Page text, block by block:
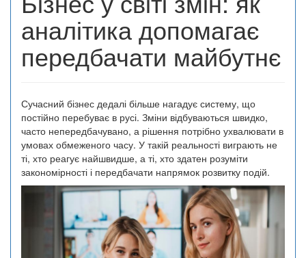
аналітика допомагає
передбачати майбутнє
Сучасний бізнес дедалі більше нагадує систему, що
постійно перебуває в русі. Зміни відбуваються швидко,
часто непередбачувано, а рішення потрібно ухвалювати в
умовах обмеженого часу. У такій реальності виграють не
ті, хто реагує найшвидше, а ті, хто здатен розуміти
закономірності і передбачати напрямок розвитку подій.